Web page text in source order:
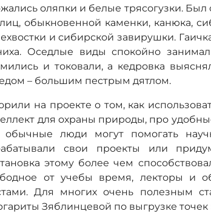
оляпки и белые трясогузки.
обыкновенной каменки, канюка,
и сибирской завирушки.
Оседлые виды спокойно
и токовали, а кедровка
– большим пестрым дятлом.
на проекте о том, как
для охраны природы, про
обычные люди могут помогать
свои проекты или
этому более чем
от учебы время, лекторы и
Для многих очень полезным
Зяблинцевой по выгрузке